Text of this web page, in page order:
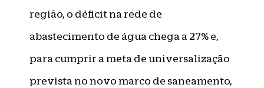
região, o déficit na rede de
abastecimento de água chega a 27% e,
para cumprir a meta de universalização
prevista no novo marco de saneamento,